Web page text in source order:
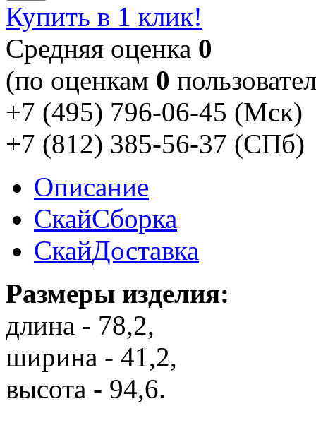
Купить в 1 клик!
Cредняя оценка 0
(по оценкам 0
+7 (495) 796-06-45 (Мск)
+7 (812) 385-56-37 (СПб)
Описание
СкайСборка
СкайДоставка
Размеры изделия:
длина - 78,2,
ширина - 41,2,
высота - 94,6.